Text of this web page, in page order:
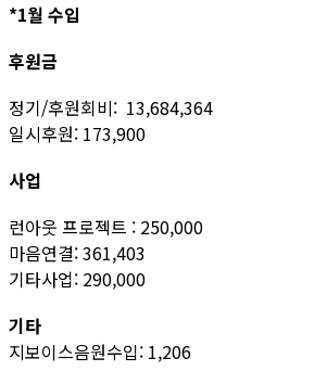
*1월 수입
후원금
정기/후원회비: 13,684,364
일시후원: 173,900
사업
런아웃 프로젝트 : 250,000
마음연결: 361,403
기타사업: 290,000
기타
지보이스음원수입: 1,206